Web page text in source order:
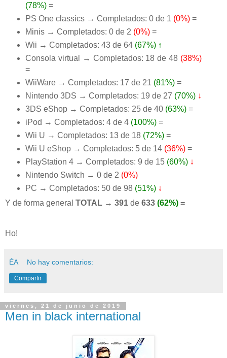
(78%)=
PS One classics → Completados: 0 de 1 (0%)=
Minis → Completados: 0 de 2 (0%)=
Wii → Completados: 43 de 64 (67%) ↑
Consola virtual → Completados: 18 de 48 (38%)
=
WiiWare → Completados: 17 de 21 (81%)=
Nintendo 3DS → Completados: 19 de 27 (70%) ↓
3DS eShop → Completados: 25 de 40 (63%)=
iPod → Completados: 4 de 4 (100%)=
Wii U → Completados: 13 de 18 (72%)=
Wii U eShop → Completados: 5 de 14 (36%)=
PlayStation 4 → Completados: 9 de 15 (60%) ↓
Nintendo Switch → 0 de 2 (0%)
PC → Completados: 50 de 98 (51%) ↓
Y de forma general TOTAL → 391 de 633 (62%) =
Ho!
ÉA No hay comentarios:
Compartir
viernes, 21 de junio de 2019
Men in black international